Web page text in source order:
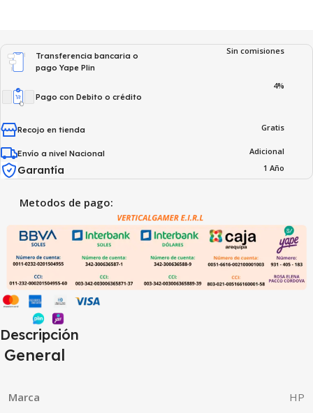
Transferencia bancaria o
pago Yape Plin
Sin comisiones
Pago con Debito o crédito
4%
Recojo en tienda Gratis
Envío a nivel Nacional Adicional
Garantía 1 Año
Metodos de pago:
Descripción
General
Marca HP